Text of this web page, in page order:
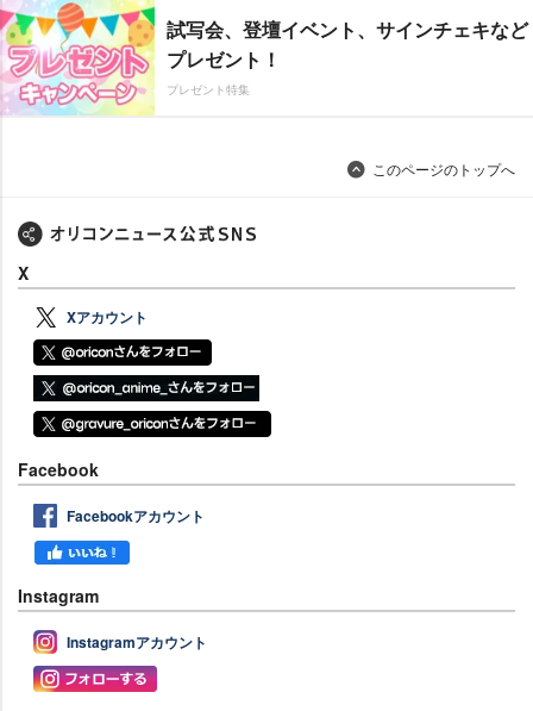
試写会、登壇イベント、サインチェキなど
プレゼント！
プレゼント特集
このページのトップへ
X
Xアカウント
Facebook
Facebookアカウント
Instagram
Instagramアカウント